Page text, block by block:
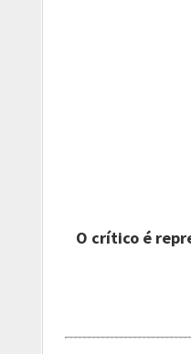
O crítico é